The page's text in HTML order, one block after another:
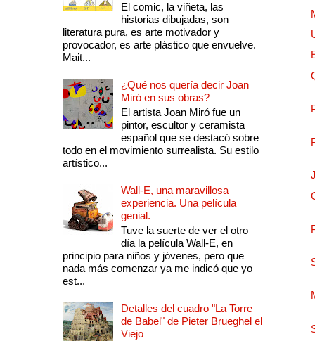
El comic, la viñeta, las
historias dibujadas, son
literatura pura, es arte motivador y
provocador, es arte plástico que envuelve.
Mait...
¿Qué nos quería decir Joan
Miró en sus obras?
El artista Joan Miró fue un
pintor, escultor y ceramista
español que se destacó sobre
todo en el movimiento surrealista. Su estilo
artístico...
Wall-E, una maravillosa
experiencia. Una película
genial.
Tuve la suerte de ver el otro
día la película Wall-E, en
principio para niños y jóvenes, pero que
nada más comenzar ya me indicó que yo
est...
Detalles del cuadro "La Torre
de Babel" de Pieter Brueghel el
Viejo